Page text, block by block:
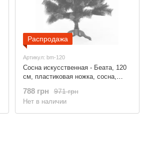
Распродажа
Артикул: bm-120
Сосна искусственная - Беата, 120
см, пластиковая ножка, сосна,
971 грн
788 грн
Нет в наличии